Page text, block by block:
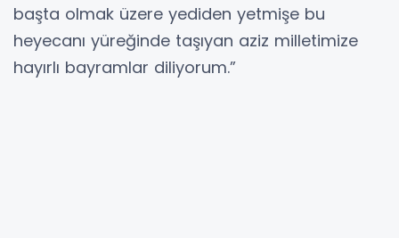
başta olmak üzere yediden yetmişe bu
heyecanı yüreğinde taşıyan aziz milletimize
hayırlı bayramlar diliyorum.”